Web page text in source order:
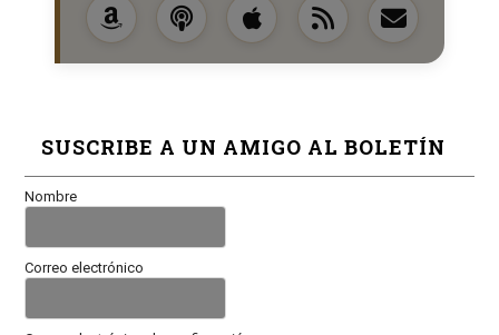
SUSCRIBE A UN AMIGO AL BOLETÍN
Nombre
Correo electrónico